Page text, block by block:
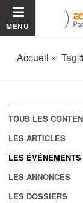
MENU
Accueil Tag
TOUS LES
LES ARTICLES
LES ÉVÉNEMENTS
LES ANNONCES
LES DOSSIERS